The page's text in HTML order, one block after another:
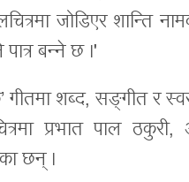
जोडिएर शान्ति
बन्ने छ ।'
गीतमा शब्द, सङ्गीत र
प्रभात पाल
छन् ।